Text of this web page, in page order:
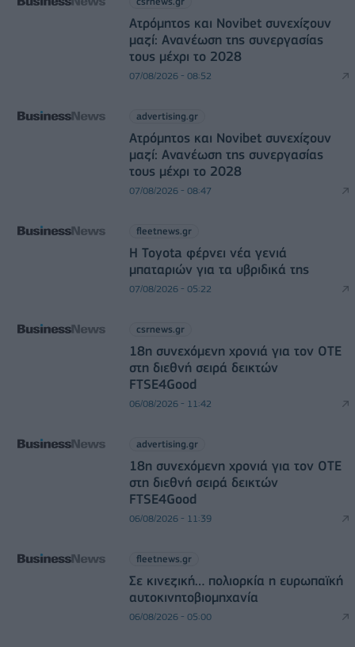
Ατρόμητος και Novibet συνεχίζουν
μαζί: Ανανέωση της συνεργασίας
τους μέχρι το 2028
07/08/2026 - 08:52
advertising.gr
Ατρόμητος και Novibet συνεχίζουν
μαζί: Ανανέωση της συνεργασίας
τους μέχρι το 2028
07/08/2026 - 08:47
fleetnews.gr
Η Toyota φέρνει νέα γενιά
μπαταριών για τα υβριδικά της
07/08/2026 - 05:22
csrnews.gr
18η συνεχόμενη χρονιά για τον ΟΤΕ
στη διεθνή σειρά δεικτών
FTSE4Good
06/08/2026 - 11:42
advertising.gr
18η συνεχόμενη χρονιά για τον ΟΤΕ
στη διεθνή σειρά δεικτών
FTSE4Good
06/08/2026 - 11:39
fleetnews.gr
Σε κινεζική… πολιορκία η ευρωπαϊκή
αυτοκινητοβιομηχανία
06/08/2026 - 05:00